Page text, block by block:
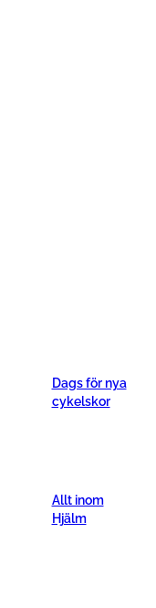
Dags för nya
cykelskor
Allt inom
Hjälm